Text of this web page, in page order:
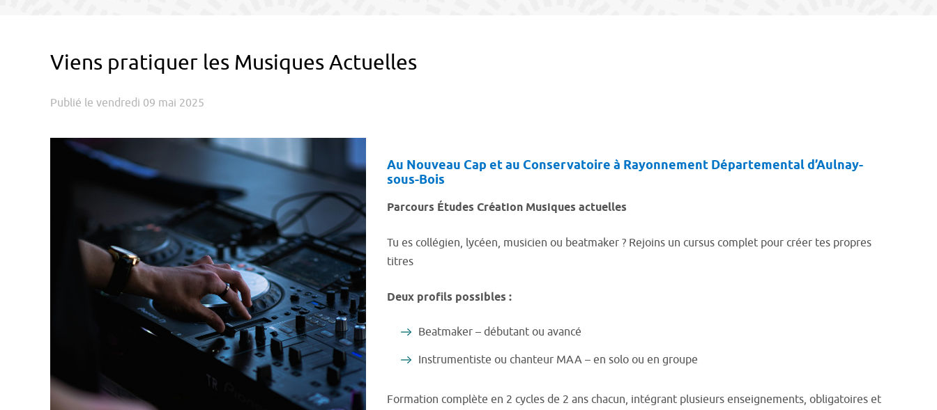
Viens pratiquer les Musiques Actuelles
Publié le vendredi 09 mai 2025
Au Nouveau Cap et au Conservatoire à Rayonnement Départemental d’Aulnay-
sous-Bois
Parcours Études Création Musiques actuelles
Tu es collégien, lycéen, musicien ou beatmaker ? Rejoins un cursus complet pour créer tes propres
titres
Deux profils possibles :
Beatmaker – débutant ou avancé
Instrumentiste ou chanteur MAA – en solo ou en groupe
Formation complète en 2 cycles de 2 ans chacun, intégrant plusieurs enseignements, obligatoires et